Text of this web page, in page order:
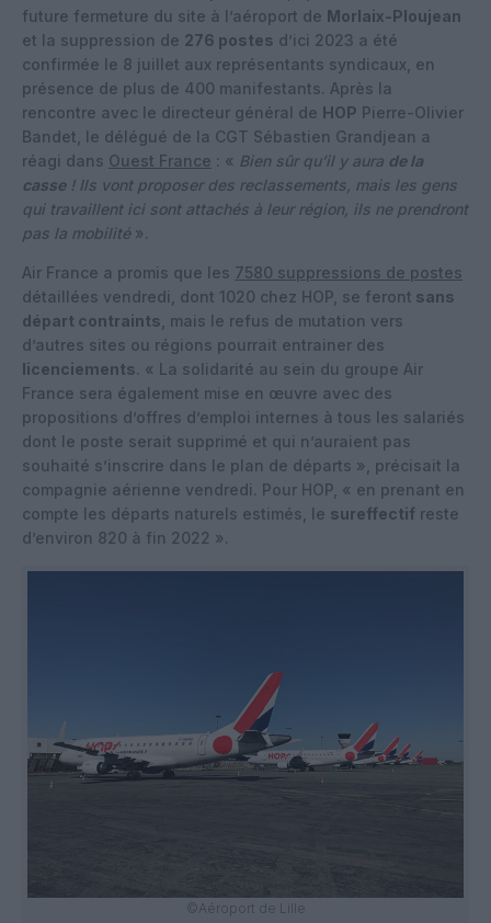
future fermeture du site à l’aéroport de Morlaix-Ploujean
et la suppression de 276 postes d’ici 2023 a été
confirmée le 8 juillet aux représentants syndicaux, en
présence de plus de 400 manifestants. Après la
rencontre avec le directeur général de HOP Pierre-Olivier
Bandet, le délégué de la CGT Sébastien Grandjean a
réagi dans Ouest France : « Bien sûr qu’il y aura de la
casse! Ils vont proposer des reclassements, mais les gens
qui travaillent ici sont attachés à leur région, ils ne prendront
pas la mobilité ».
Air France a promis que les 7580 suppressions de postes
détaillées vendredi, dont 1020 chez HOP, se feront sans
départ contraints , mais le refus de mutation vers
d’autres sites ou régions pourrait entrainer des
licenciements. « La solidarité au sein du groupe Air
France sera également mise en œuvre avec des
propositions d’offres d’emploi internes à tous les salariés
dont le poste serait supprimé et qui n’auraient pas
souhaité s’inscrire dans le plan de départs », précisait la
compagnie aérienne vendredi. Pour HOP, « en prenant en
compte les départs naturels estimés, le sureffectif reste
d’environ 820 à fin 2022 ».
©Aéroport de Lille